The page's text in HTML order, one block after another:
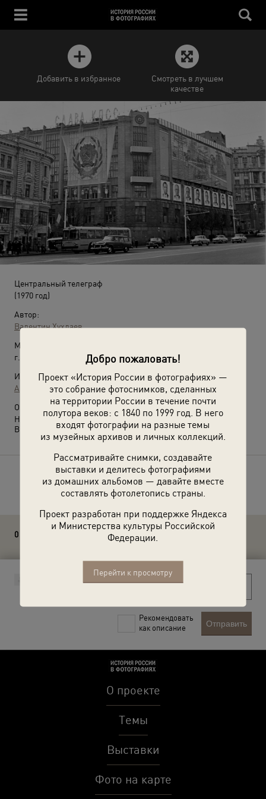
Добро пожаловать!
Проект «История России в фотографиях» —
это собрание фотоснимков, сделанных
на территории России в течение почти
полутора веков: с 1840 по 1999 год. В него
входят фотографии на разные темы
из музейных архивов и личных коллекций.
Рассматривайте снимки, создавайте
выставки и делитесь фотографиями
из домашних альбомов — давайте вместе
составлять фотолетопись страны.
Проект разработан при поддержке Яндекса
и Министерства культуры Российской
Федерации.
Перейти к просмотру
Добавить в избранное
Смотреть в лучшем
качестве
Центральный телеграф
(1970 год)
Автор:
Валентин Хухлаев
Место съемки:
г. Москва
Источники:
Архив Валентина Хухлаева / © Галерея Люмьер
О фотографии:
Ныне Тверская улица.
Выставка
«Московский троллейбус» с этой фотографией.
Расскажите друзьям об этом фото
0 комментариев
Рекомендовать
как описание
Отправить
О проекте
Темы
Выставки
Фото на карте